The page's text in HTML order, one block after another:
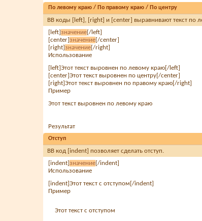
По левому краю / По правому краю / По центру
BB коды [left], [right] и [center] выравнивают текст по
[left]значение[/left]
[center]значение[/center]
[right]значение[/right]
Использование
[left]Этот текст выровнен по левому краю[/left]
[center]Этот текст выровнен по центру[/center]
[right]Этот текст выровнен по правому краю[/right]
Пример
Этот текст выровнен по левому краю
Результат
Отступ
BB код [indent] позволяет сделать отступ.
[indent]значение[/indent]
Использование
[indent]Этот текст с отступом[/indent]
Пример
Этот текст с отступом